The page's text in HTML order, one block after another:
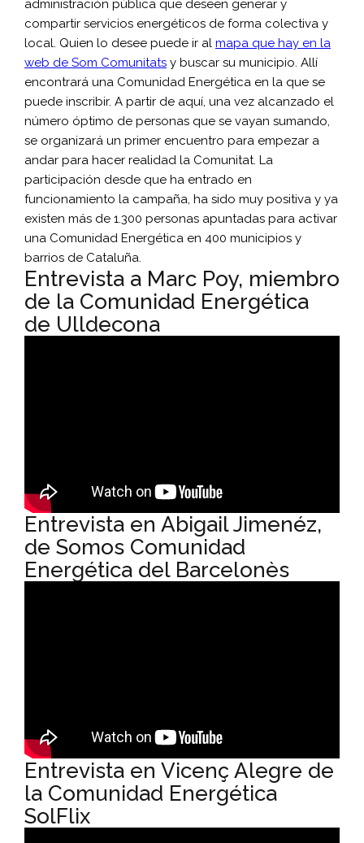
administración pública que deseen generar y
compartir servicios energéticos de forma colectiva y
local. Quien lo desee puede ir al mapa que hay en la
web de Som Comunitats y buscar su municipio. Allí
encontrará una Comunidad Energética en la que se
puede inscribir. A partir de aquí, una vez alcanzado el
número óptimo de personas que se vayan sumando,
se organizará un primer encuentro para empezar a
andar para hacer realidad la Comunitat. La
participación desde que ha entrado en
funcionamiento la campaña, ha sido muy positiva y ya
existen más de 1.300 personas apuntadas para activar
una Comunidad Energética en 400 municipios y
barrios de Cataluña.
Entrevista a Marc Poy, miembro
de la Comunidad Energética
de Ulldecona
Entrevista en Abigail Jimenéz,
de Somos Comunidad
Energética del Barcelonès
Entrevista en Vicenç Alegre de
la Comunidad Energética
SolFlix